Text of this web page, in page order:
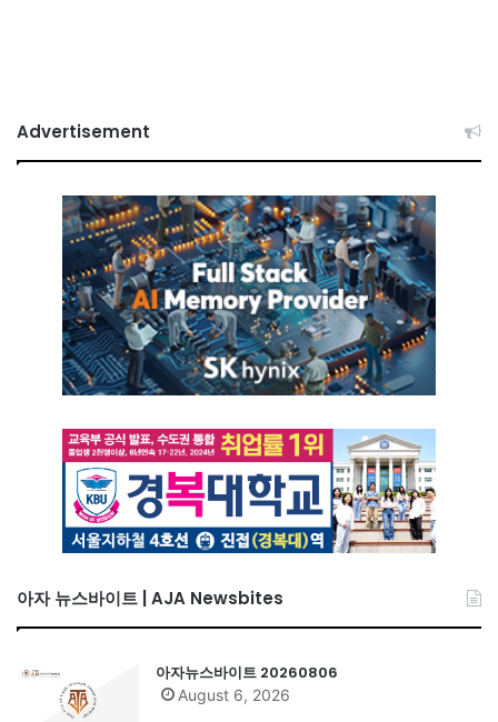
Advertisement
아자 뉴스바이트 | AJA Newsbites
아자뉴스바이트 20260806
August 6, 2026